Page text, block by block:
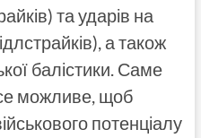
та ударів на
а також
балістики. Саме
можливе, щоб
потенціалу